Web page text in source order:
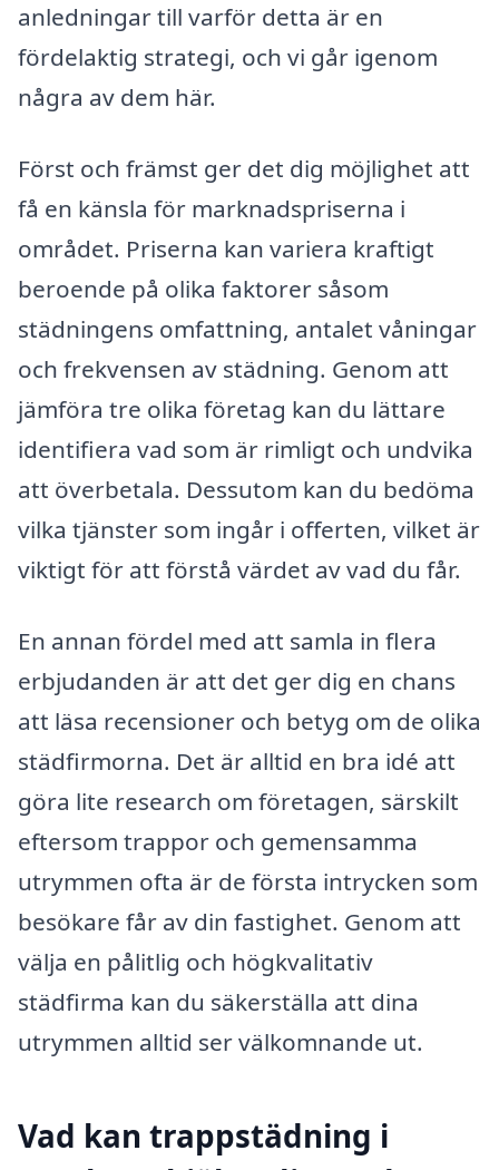
anledningar till varför detta är en
fördelaktig strategi, och vi går igenom
några av dem här.
Först och främst ger det dig möjlighet att
få en känsla för marknadspriserna i
området. Priserna kan variera kraftigt
beroende på olika faktorer såsom
städningens omfattning, antalet våningar
och frekvensen av städning. Genom att
jämföra tre olika företag kan du lättare
identifiera vad som är rimligt och undvika
att överbetala. Dessutom kan du bedöma
vilka tjänster som ingår i offerten, vilket är
viktigt för att förstå värdet av vad du får.
En annan fördel med att samla in flera
erbjudanden är att det ger dig en chans
att läsa recensioner och betyg om de olika
städfirmorna. Det är alltid en bra idé att
göra lite research om företagen, särskilt
eftersom trappor och gemensamma
utrymmen ofta är de första intrycken som
besökare får av din fastighet. Genom att
välja en pålitlig och högkvalitativ
städfirma kan du säkerställa att dina
utrymmen alltid ser välkomnande ut.
Vad kan trappstädning i